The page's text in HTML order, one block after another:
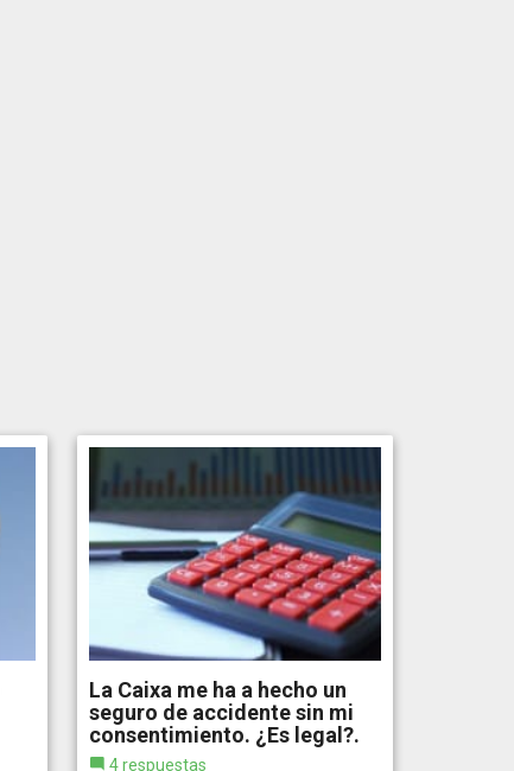
La Caixa me ha a hecho un
seguro de accidente sin mi
consentimiento. ¿Es legal?.
4 respuestas